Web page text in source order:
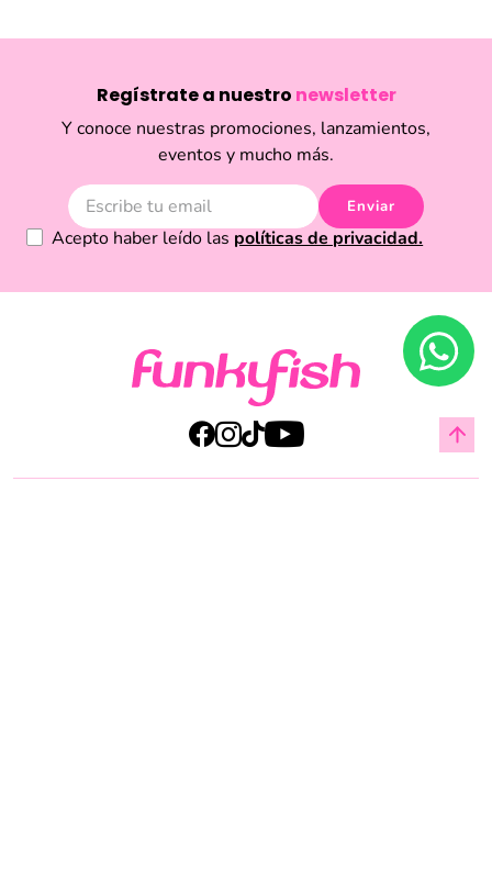
Regístrate a nuestro newsletter
Y conoce nuestras promociones, lanzamientos,
eventos y mucho más.
Enviar
Acepto haber leído las políticas de privacidad.